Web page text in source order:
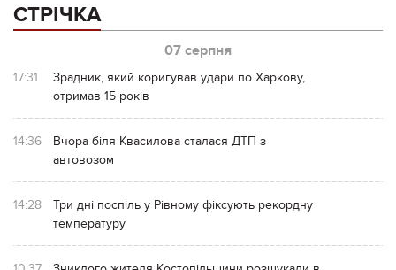
СТРІЧКА
07 серпня
17:31
Зрадник, який коригував удари по Харкову,
отримав 15 років
14:36
Вчора біля Квасилова сталася ДТП з
автовозом
14:28
Три дні поспіль у Рівному фіксують рекордну
температуру